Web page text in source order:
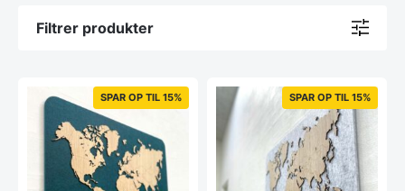
Filtrer produkter
SPAR OP TIL 15% SPAR OP TIL 15%